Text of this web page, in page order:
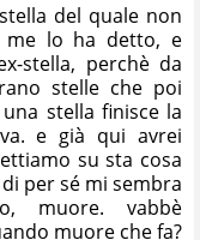
del quale non
lo ha detto, e
stella, perchè da
stelle che poi
stella finisce la
e già qui avrei
su sta cosa
per sé mi sembra
muore. vabbè
muore che fa?